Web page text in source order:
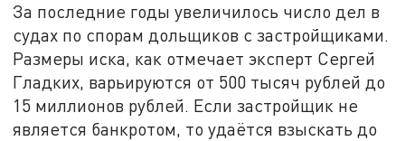
За последние годы увеличилось число дел в
судах по спорам дольщиков с застройщиками.
Размеры иска, как отмечает эксперт Сергей
Гладких, варьируются от 500 тысяч рублей до
15 миллионов рублей. Если застройщик не
является банкротом, то удаётся взыскать до